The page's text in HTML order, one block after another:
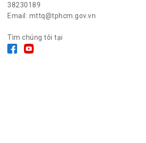
38230189
Email: mttq@tphcm.gov.vn
Tìm chúng tôi tại